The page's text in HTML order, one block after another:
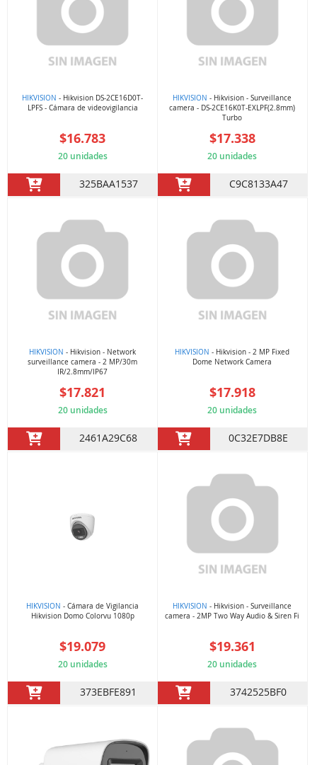
HIKVISION - Hikvision DS-2CE16D0T-
LPFS - Cámara de videovigilancia
$16.783
20 unidades
325BAA1537
HIKVISION - Hikvision - Surveillance
camera - DS-2CE16K0T-EXLPF(2.8mm)
Turbo
$17.338
20 unidades
C9C8133A47
HIKVISION - Hikvision - Network
surveillance camera - 2 MP/30m
IR/2.8mm/IP67
$17.821
20 unidades
2461A29C68
HIKVISION - Hikvision - 2 MP Fixed
Dome Network Camera
$17.918
20 unidades
0C32E7DB8E
HIKVISION - Cámara de Vigilancia
Hikvision Domo Colorvu 1080p
$19.079
20 unidades
373EBFE891
HIKVISION - Hikvision - Surveillance
camera - 2MP Two Way Audio & Siren Fi
$19.361
20 unidades
3742525BF0